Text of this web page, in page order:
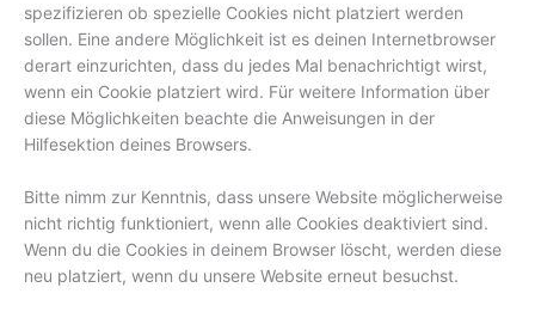
spezifizieren ob spezielle Cookies nicht platziert werden
sollen. Eine andere Möglichkeit ist es deinen Internetbrowser
derart einzurichten, dass du jedes Mal benachrichtigt wirst,
wenn ein Cookie platziert wird. Für weitere Information über
diese Möglichkeiten beachte die Anweisungen in der
Hilfesektion deines Browsers.
Bitte nimm zur Kenntnis, dass unsere Website möglicherweise
nicht richtig funktioniert, wenn alle Cookies deaktiviert sind.
Wenn du die Cookies in deinem Browser löscht, werden diese
neu platziert, wenn du unsere Website erneut besuchst.